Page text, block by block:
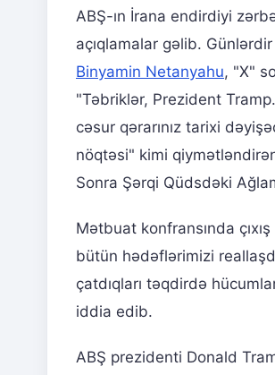
ABŞ-ın İrana endirdiyi
açıqlamalar gəlib.
Binyamin Netanyahu, "X"
"Təbriklər, Prezident
cəsur qərarınız tarixi
nöqtəsi" kimi
Sonra Şərqi Qüdsdəki
Mətbuat konfransında
bütün hədəflərimizi
çatdıqları təqdirdə
iddia edib.
ABŞ prezidenti Donald